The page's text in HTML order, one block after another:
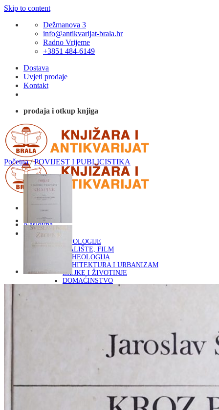
Skip to content
Dežmanova 3
info@antikvarijat-brala.hr
Radno Vrijeme
+3851 484-6149
Dostava
Uvjeti prodaje
Kontakt
prodaja i otkup knjiga
Naslovna
KNJIGE
OD ARHEOLOGIJE
DO KAZALIŠTE, FILM
ARHEOLOGIJA
ARHITEKTURA I URBANIZAM
BILJKE I ŽIVOTINJE
DOMAĆINSTVO
ENCIKLOPEDIJE I LEKSIKONI
KNJIŽEVNOST
LIKOVNA UMJETNOST
LJEKOVITO BILJE I ZDRAVLJE
PSIHOLOGIJA, POPULARNA PSIHOLOGIJA,
Početna / POVIJEST I PUBLICISTIKA